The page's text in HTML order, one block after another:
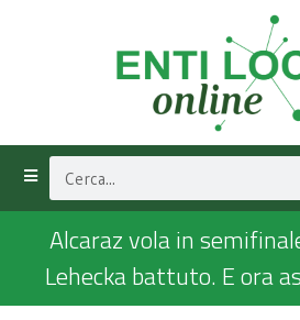
Alcaraz vola in
Lehecka battuto. E ora